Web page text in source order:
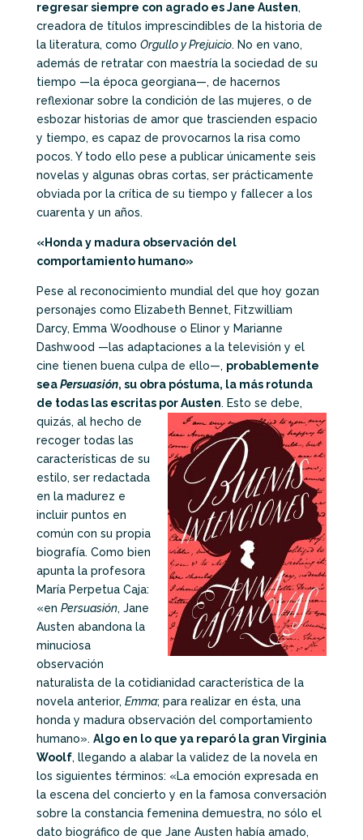
regresar siempre con agrado es Jane Austen,
creadora de títulos imprescindibles de la historia de
la literatura, como Orgullo y Prejuicio. No en vano,
además de retratar con maestría la sociedad de su
tiempo —la época georgiana—, de hacernos
reflexionar sobre la condición de las mujeres, o de
esbozar historias de amor que trascienden espacio
y tiempo, es capaz de provocarnos la risa como
pocos. Y todo ello pese a publicar únicamente seis
novelas y algunas obras cortas, ser prácticamente
obviada por la crítica de su tiempo y fallecer a los
cuarenta y un años.
«Honda y madura observación del
comportamiento humano»
Pese al reconocimiento mundial del que hoy gozan
personajes como Elizabeth Bennet, Fitzwilliam
Darcy, Emma Woodhouse o Elinor y Marianne
Dashwood —las adaptaciones a la televisión y el
cine tienen buena culpa de ello—, probablemente
seaPersuasión, su obra póstuma, la más rotunda
de todas las escritas por Austen. Esto se debe,
quizás, al hecho de
recoger todas las
características de su
estilo, ser redactada
en la madurez e
incluir puntos en
común con su propia
biografía. Como bien
apunta la profesora
María Perpetua Caja:
«en Persuasión, Jane
Austen abandona la
minuciosa
observación
naturalista de la cotidianidad característica de la
novela anterior, Emma; para realizar en ésta, una
honda y madura observación del comportamiento
humano». Algo en lo que ya reparó la gran Virginia
Woolf, llegando a alabar la validez de la novela en
los siguientes términos: «La emoción expresada en
la escena del concierto y en la famosa conversación
sobre la constancia femenina demuestra, no sólo el
dato biográfico de que Jane Austen había amado,